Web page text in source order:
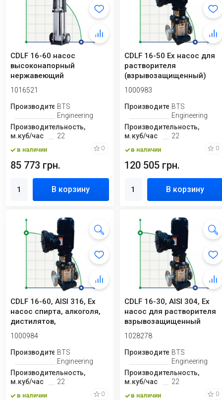
CDLF 16-60 насос
высоконапорный
нержавеющий
1016521
ПроизводительBTS
Engineering
Производительность,
м.куб/час
22
в наличии 0
85 773 грн.
В корзину
CDLF 16-50 Ex насос для
растворителя
(взрывозащищенный)
1000983
ПроизводительBTS
Engineering
Производительность,
м.куб/час
22
в наличии 0
120 505 грн.
В корзину
CDLF 16-60, AISI 316, Ex
насос спирта, алкоголя,
дистилятов,
расстворителей, ...
1000984
ПроизводительBTS
Engineering
Производительность,
м.куб/час
22
в наличии 0
CDLF 16-30, AISI 304, Ex
насос для растворителя
взрывозащищенный
1028278
ПроизводительBTS
Engineering
Производительность,
м.куб/час
22
в наличии 0